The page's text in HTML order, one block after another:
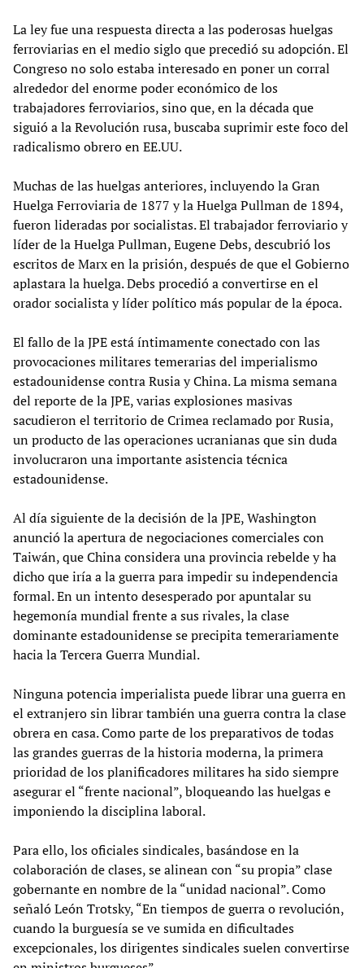
La ley fue una respuesta directa a las poderosas huelgas
ferroviarias en el medio siglo que precedió su adopción. El
Congreso no solo estaba interesado en poner un corral
alrededor del enorme poder económico de los
trabajadores ferroviarios, sino que, en la década que
siguió a la Revolución rusa, buscaba suprimir este foco del
radicalismo obrero en EE.UU.
Muchas de las huelgas anteriores, incluyendo la Gran
Huelga Ferroviaria de 1877 y la Huelga Pullman de 1894,
fueron lideradas por socialistas. El trabajador ferroviario y
líder de la Huelga Pullman, Eugene Debs, descubrió los
escritos de Marx en la prisión, después de que el Gobierno
aplastara la huelga. Debs procedió a convertirse en el
orador socialista y líder político más popular de la época.
El fallo de la JPE está íntimamente conectado con las
provocaciones militares temerarias del imperialismo
estadounidense contra Rusia y China. La misma semana
del reporte de la JPE, varias explosiones masivas
sacudieron el territorio de Crimea reclamado por Rusia,
un producto de las operaciones ucranianas que sin duda
involucraron una importante asistencia técnica
estadounidense.
Al día siguiente de la decisión de la JPE, Washington
anunció la apertura de negociaciones comerciales con
Taiwán, que China considera una provincia rebelde y ha
dicho que iría a la guerra para impedir su independencia
formal. En un intento desesperado por apuntalar su
hegemonía mundial frente a sus rivales, la clase
dominante estadounidense se precipita temerariamente
hacia la Tercera Guerra Mundial.
Ninguna potencia imperialista puede librar una guerra en
el extranjero sin librar también una guerra contra la clase
obrera en casa. Como parte de los preparativos de todas
las grandes guerras de la historia moderna, la primera
prioridad de los planificadores militares ha sido siempre
asegurar el “frente nacional”, bloqueando las huelgas e
imponiendo la disciplina laboral.
Para ello, los oficiales sindicales, basándose en la
colaboración de clases, se alinean con “su propia” clase
gobernante en nombre de la “unidad nacional”. Como
señaló León Trotsky, “En tiempos de guerra o revolución,
cuando la burguesía se ve sumida en dificultades
excepcionales, los dirigentes sindicales suelen convertirse